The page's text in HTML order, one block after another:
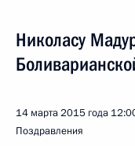
Николасу
14 марта 2015 года
Поздравления